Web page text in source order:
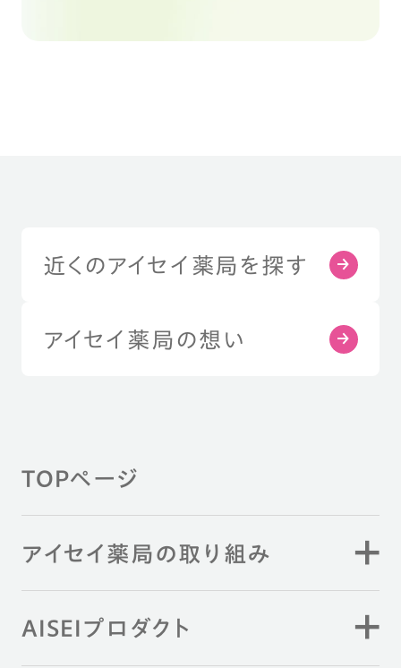
近くのアイセイ薬局を探す
アイセイ薬局の想い
TOPページ
アイセイ薬局の取り組み
AISEIプロダクト